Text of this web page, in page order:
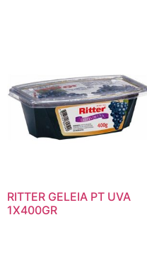
RITTER GELEIA PT UVA
1X400GR